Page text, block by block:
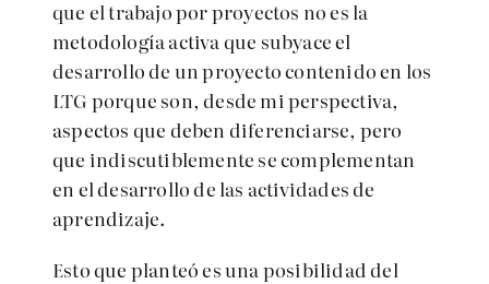
que el trabajo por proyectos no es la
metodología activa que subyace el
desarrollo de un proyecto contenido en los
LTG porque son, desde mi perspectiva,
aspectos que deben diferenciarse, pero
que indiscutiblemente se complementan
en el desarrollo de las actividades de
aprendizaje.
Esto que planteó es una posibilidad del